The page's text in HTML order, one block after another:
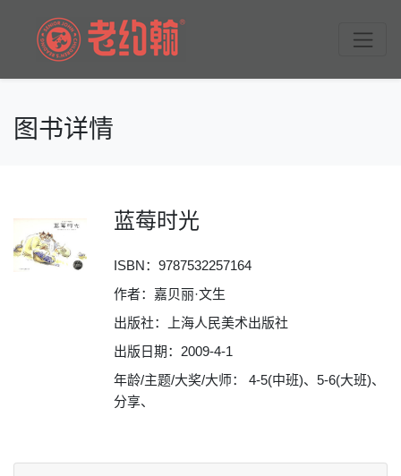
图书详情
蓝莓时光
ISBN： 9787532257164
作者：嘉贝丽·文生
出版社：上海人民美术出版社
出版日期：2009-4-1
年龄/主题/大奖/大师： 4-5(中班)、5-6(大班)、
分享、